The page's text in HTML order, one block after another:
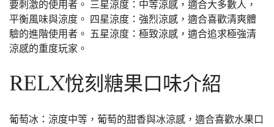
要刺激的使用者。 三星涼度：中等涼感，適合大多數人，
平衡風味與涼度。 四星涼度：強烈涼感，適合喜歡清爽體
驗的進階使用者。 五星涼度：極致涼感，適合追求極強清
涼感的重度玩家。
RELX悅刻糖果口味介紹
葡萄冰：涼度中等，葡萄的甜香與冰涼感，適合喜歡水果口